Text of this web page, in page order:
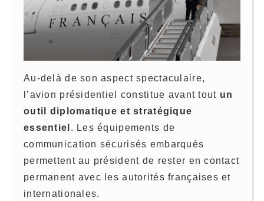
Au-delà de son aspect spectaculaire,
l’avion présidentiel constitue avant tout un
outil diplomatique et stratégique
essentiel . Les équipements de
communication sécurisés embarqués
permettent au président de rester en contact
permanent avec les autorités françaises et
internationales.